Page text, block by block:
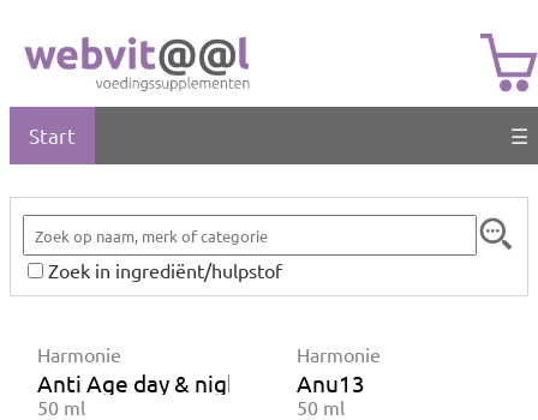
Start ☰
Zoek in ingrediënt/hulpstof
Harmonie
Anti Age day & night cream
50 ml
Harmonie
Anu13
50 ml